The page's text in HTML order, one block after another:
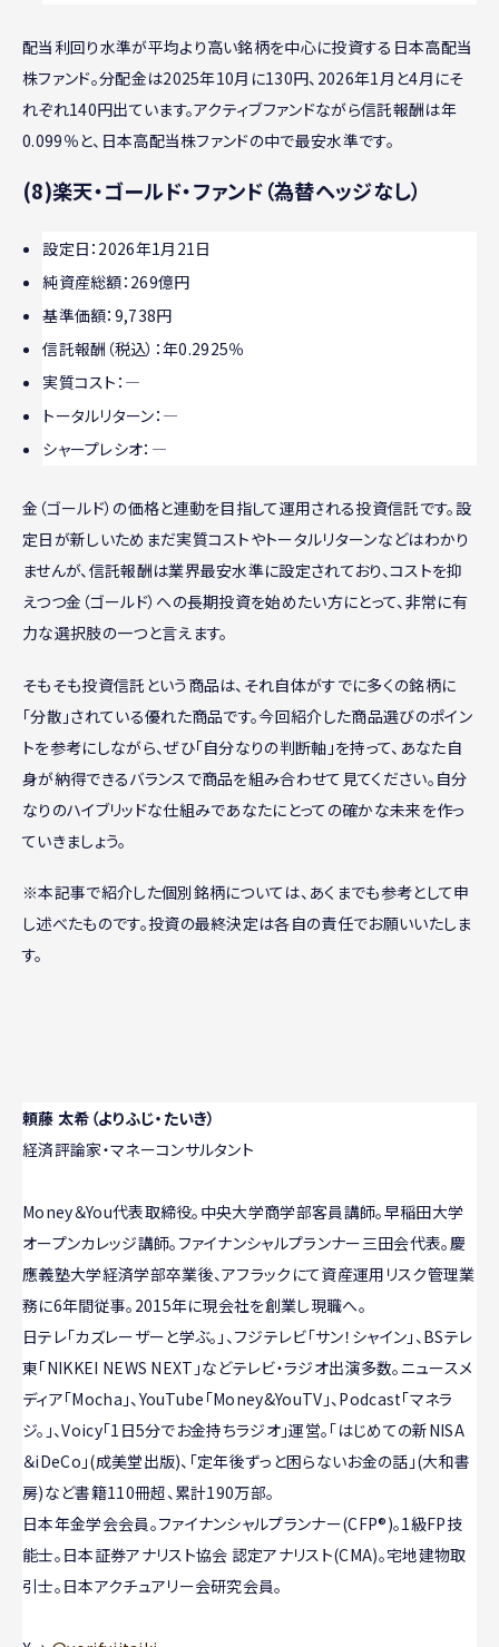
配当利回り水準が平均より高い銘柄を中心に投資する日本高配当
株ファンド。分配金は2025年10月に130円、2026年1月と4月にそ
れぞれ140円出ています。アクティブファンドながら信託報酬は年
0.099％と、日本高配当株ファンドの中で最安水準です。
(8)楽天・ゴールド・ファンド（為替ヘッジなし）
設定日：2026年1月21日
純資産総額：269億円
基準価額：9,738円
信託報酬（税込）：年0.2925％
実質コスト：―
トータルリターン：―
シャープレシオ：―
金（ゴールド）の価格と連動を目指して運用される投資信託です。設
定日が新しいためまだ実質コストやトータルリターンなどはわかり
ませんが、信託報酬は業界最安水準に設定されており、コストを抑
えつつ金（ゴールド）への長期投資を始めたい方にとって、非常に有
力な選択肢の一つと言えます。
そもそも投資信託という商品は、それ自体がすでに多くの銘柄に
「分散」されている優れた商品です。今回紹介した商品選びのポイン
トを参考にしながら、ぜひ「自分なりの判断軸」を持って、あなた自
身が納得できるバランスで商品を組み合わせて見てください。自分
なりのハイブリッドな仕組みであなたにとっての確かな未来を作っ
ていきましょう。
※本記事で紹介した個別銘柄については、あくまでも参考として申
し述べたものです。投資の最終決定は各自の責任でお願いいたしま
す。
頼藤 太希（よりふじ・たいき）
経済評論家・マネーコンサルタント
Money＆You代表取締役。中央大学商学部客員講師。早稲田大学
オープンカレッジ講師。ファイナンシャルプランナー三田会代表。慶
應義塾大学経済学部卒業後、アフラックにて資産運用リスク管理業
務に6年間従事。2015年に現会社を創業し現職へ。
日テレ「カズレーザーと学ぶ。」、フジテレビ「サン！シャイン」、BSテレ
東「NIKKEI NEWS NEXT」などテレビ・ラジオ出演多数。ニュースメ
ディア「Mocha」、YouTube「Money&YouTV」、Podcast「マネラ
ジ。」、Voicy「1日5分でお金持ちラジオ」運営。「はじめての新NISA
＆iDeCo」(成美堂出版)、「定年後ずっと困らないお金の話」(大和書
房)など書籍110冊超、累計190万部。
日本年金学会会員。ファイナンシャルプランナー(CFP®)。1級FP技
能士。日本証券アナリスト協会 認定アナリスト(CMA)。宅地建物取
引士。日本アクチュアリー会研究会員。